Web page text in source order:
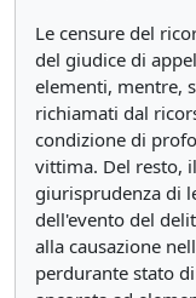
Le censure del
del giudice di
elementi, mentre,
richiamati dal
condizione di
vittima. Del resto,
giurisprudenza di
dell'evento del
alla causazione
perdurante stato